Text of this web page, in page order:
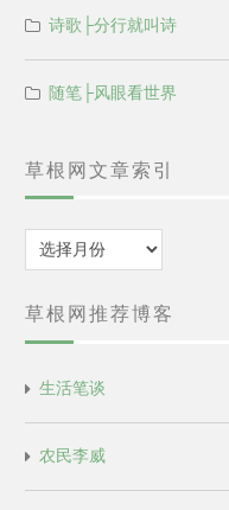
诗歌├分行就叫诗
随笔├风眼看世界
草根网文章索引
归
档
草根网推荐博客
生活笔谈
农民李威